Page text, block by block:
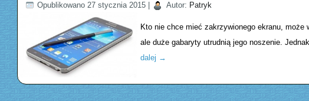
Opublikowano 27 stycznia 2015 Autor: Patryk
Kto nie chce mieć zakrzywionego ekranu,
ale duże gabaryty utrudnią jego noszenie.
dalej →